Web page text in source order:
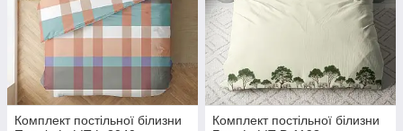
Комплект постільної білизни
Комплект постільної білизни